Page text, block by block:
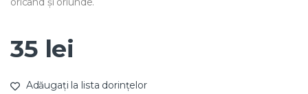
35 lei
Adăugați la lista dorințelor